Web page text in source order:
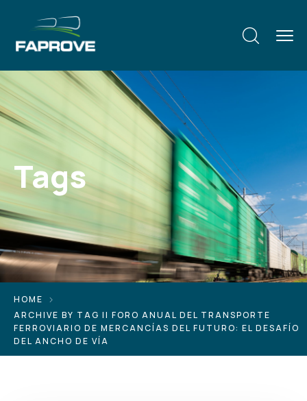
Tags
HOME
ARCHIVE BY TAG II FORO ANUAL DEL TRANSPORTE
FERROVIARIO DE MERCANCÍAS DEL FUTURO: EL DESAFÍO
DEL ANCHO DE VÍA